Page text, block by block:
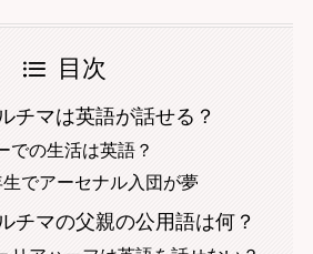
目次
チマは英語が話せる？
での生活は英語？
でアーセナル入団が夢
チマの父親の公用語は何？